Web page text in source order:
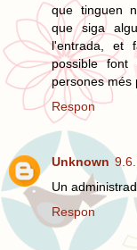
que tinguen
que siga
l'entrada, et
possible
persones més
Respon
Unknown
Un
Respon